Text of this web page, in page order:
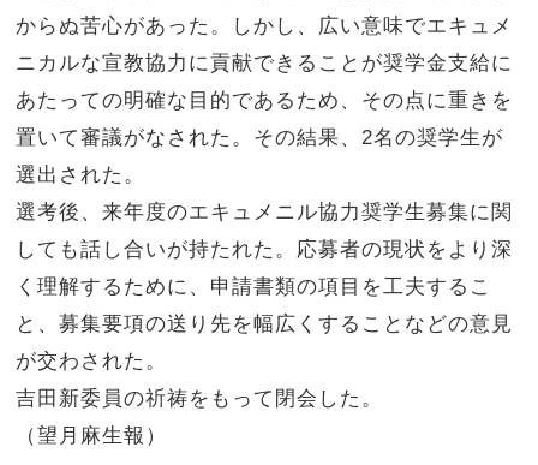
からぬ苦心があった。しかし、広い意味でエキュメ
ニカルな宣教協力に貢献できることが奨学金支給に
あたっての明確な目的であるため、その点に重きを
置いて審議がなされた。その結果、2名の奨学生が
選出された。
選考後、来年度のエキュメニル協力奨学生募集に関
しても話し合いが持たれた。応募者の現状をより深
く理解するために、申請書類の項目を工夫するこ
と、募集要項の送り先を幅広くすることなどの意見
が交わされた。
吉田新委員の祈祷をもって閉会した。
（望月麻生報）